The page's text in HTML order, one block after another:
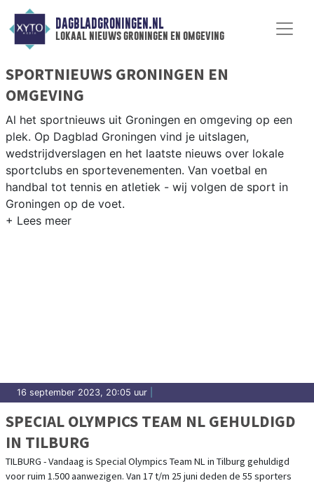
DAGBLADGRONINGEN.NL
lokaal nieuws groningen en omgeving
SPORTNIEUWS GRONINGEN EN
OMGEVING
Al het sportnieuws uit Groningen en omgeving op een
plek. Op Dagblad Groningen vind je uitslagen,
wedstrijdverslagen en het laatste nieuws over lokale
sportclubs en sportevenementen. Van voetbal en
handbal tot tennis en atletiek - wij volgen de sport in
Groningen op de voet.
16 september 2023, 20:05 uur
SPECIAL OLYMPICS TEAM NL GEHULDIGD
IN TILBURG
TILBURG - Vandaag is Special Olympics Team NL in Tilburg gehuldigd
voor ruim 1.500 aanwezigen. Van 17 t/m 25 juni deden de 55 sporters